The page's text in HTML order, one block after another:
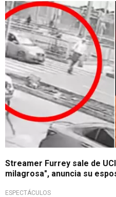
Milagroso
Streamer Furrey sale de
milagrosa", anuncia su
ESPECTÁCULOS